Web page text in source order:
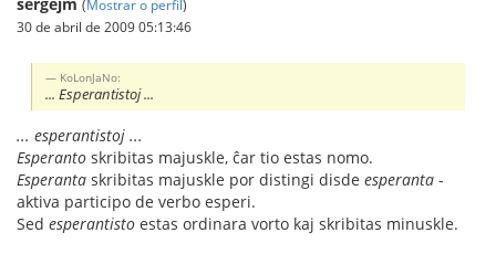
(Mostrar o perfil)
30 de abril de 2009 05:13:46
KoLonJaNo:
... Esperantistoj ...
... esperantistoj ...
Esperanto skribitas majuskle, ĉar tio estas nomo.
Esperanta skribitas majuskle por distingi disde esperanta -
aktiva participo de verbo esperi.
Sed esperantisto estas ordinara vorto kaj skribitas minuskle.